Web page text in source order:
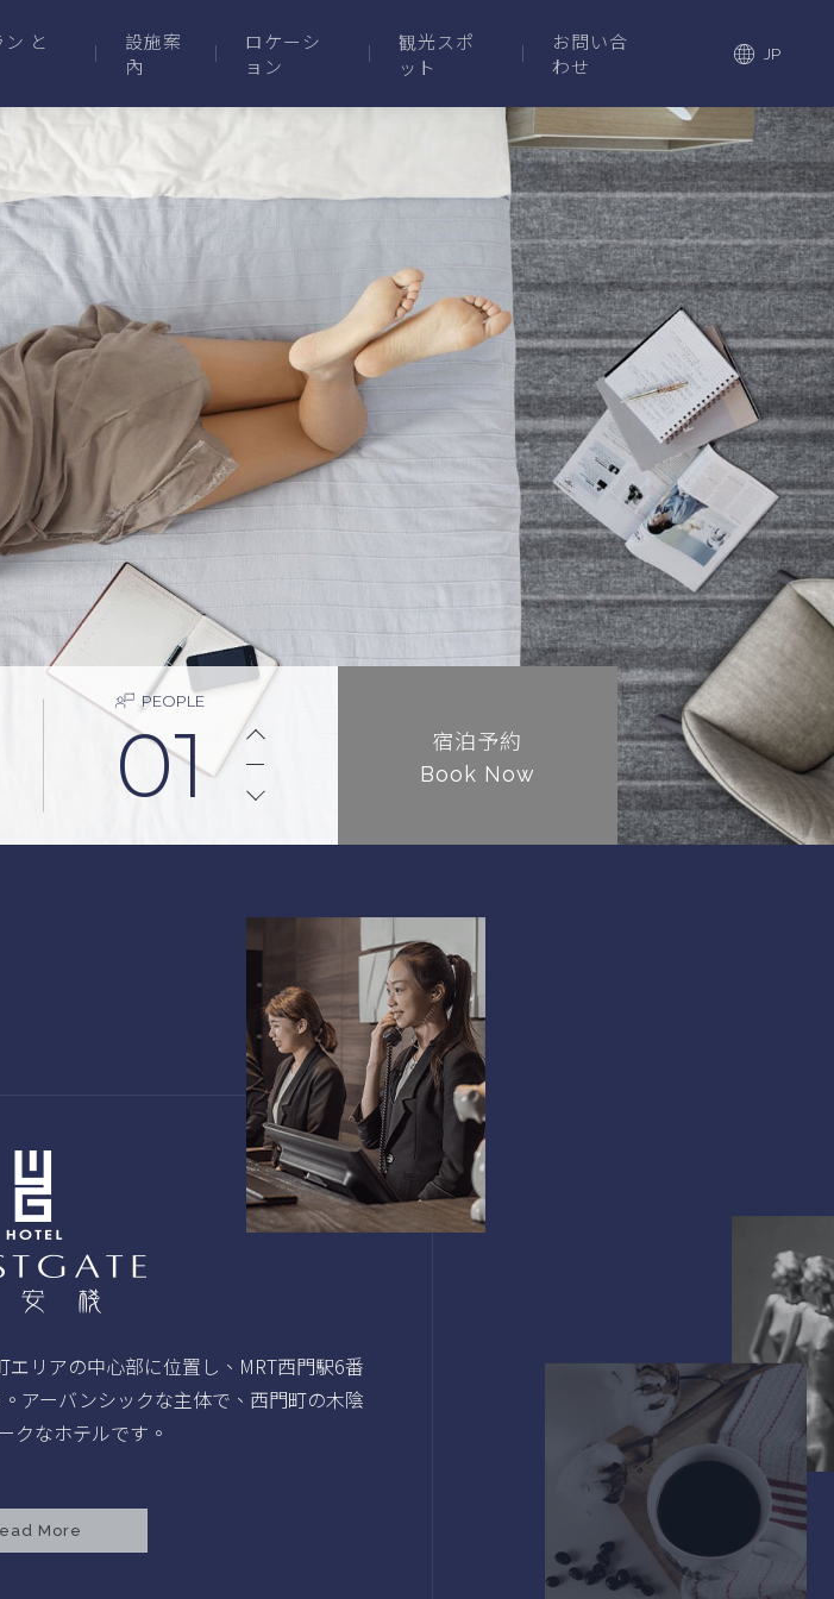
と
設施案
內
ロケーシ
ョン
観光スポ
ット
お問い合
わせ
JP
PEOPLE
01 宿泊予約
Book Now
リアの中心部に位置し、MRT西門駅6番
アーバンシックな主体で、西門町の木陰
クなホテルです。
More